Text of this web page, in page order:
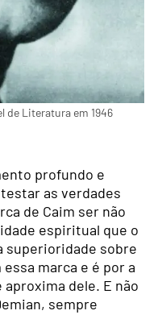
de Literatura em 1946
profundo e
as verdades
de Caim ser não
espiritual que o
superioridade sobre
marca e é por a
dele. E não
sempre